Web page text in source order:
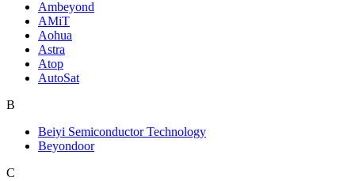
Ambeyond
AMiT
Aohua
Astra
Atop
AutoSat
B
Beiyi Semiconductor Technology
Beyondoor
C